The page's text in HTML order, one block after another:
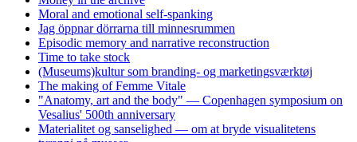
Moral and emotional self-spanking
Jag öppnar dörrarna till minnesrummen
Episodic memory and narrative reconstruction
Time to take stock
(Museums)kultur som branding- og marketingsværktøj
The making of Femme Vitale
"Anatomy, art and the body" — Copenhagen symposium on
Vesalius' 500th anniversary
Materialitet og sanselighed — om at bryde visualitetens